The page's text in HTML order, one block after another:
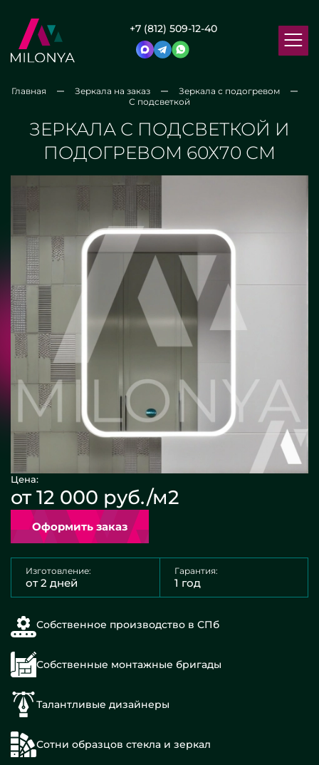
+7 (812) 509-12-40
Главная Зеркала на заказ
Зеркала с подогревом
С подсветкой
ЗЕРКАЛА С ПОДСВЕТКОЙ И
ПОДОГРЕВОМ 60Х70 СМ
Цена:
от 12 000 руб./м2
Оформить заказ
Изготовление:
от 2 дней
Гарантия:
1 год
Собственное производство в СПб
Собственные монтажные бригады
Талантливые дизайнеры
Сотни образцов стекла и зеркал